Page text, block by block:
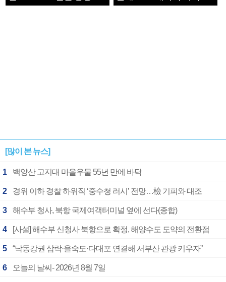
1182개팀 전수조사
확정
[많이 본 뉴스]
1 백양산 고지대 마을우물 55년 만에 바닥
2 경위 이하 경찰 하위직 ‘중수청 러시’ 전망…檢 기피와 대조
3 해수부 청사, 북항 국제여객터미널 옆에 선다(종합)
4 [사설] 해수부 신청사 북항으로 확정, 해양수도 도약의 전환점
5 “낙동강권 삼락·을숙도·다대포 연결해 서부산 관광 키우자”
6 오늘의 날씨- 2026년 8월 7일